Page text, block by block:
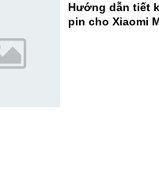
Hướng dẫn tiết
pin cho Xiaomi